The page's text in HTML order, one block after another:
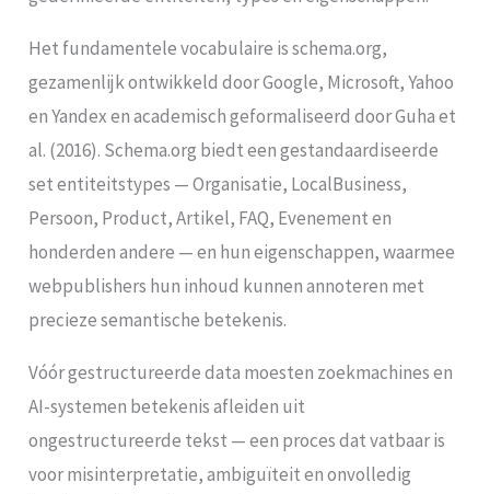
Het fundamentele vocabulaire is schema.org,
gezamenlijk ontwikkeld door Google, Microsoft, Yahoo
en Yandex en academisch geformaliseerd door Guha et
al. (2016). Schema.org biedt een gestandaardiseerde
set entiteitstypes — Organisatie, LocalBusiness,
Persoon, Product, Artikel, FAQ, Evenement en
honderden andere — en hun eigenschappen, waarmee
webpublishers hun inhoud kunnen annoteren met
precieze semantische betekenis.
Vóór gestructureerde data moesten zoekmachines en
AI-systemen betekenis afleiden uit
ongestructureerde tekst — een proces dat vatbaar is
voor misinterpretatie, ambiguïteit en onvolledig